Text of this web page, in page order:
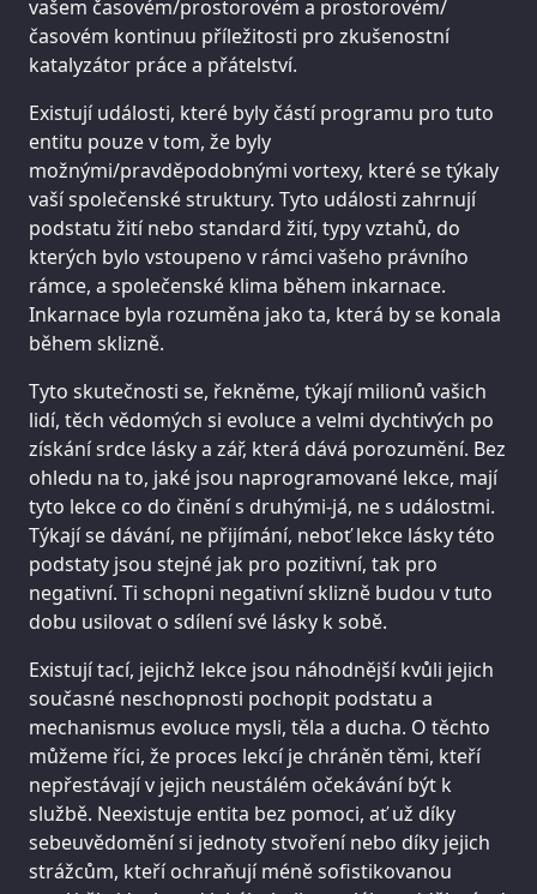
vašem časovém/prostorovém a prostorovém/
časovém kontinuu příležitosti pro zkušenostní
katalyzátor práce a přátelství.
Existují události, které byly částí programu pro tuto
entitu pouze v tom, že byly
možnými/pravděpodobnými vortexy, které se týkaly
vaší společenské struktury. Tyto události zahrnují
podstatu žití nebo standard žití, typy vztahů, do
kterých bylo vstoupeno v rámci vašeho právního
rámce, a společenské klima během inkarnace.
Inkarnace byla rozuměna jako ta, která by se konala
během sklizně.
Tyto skutečnosti se, řekněme, týkají milionů vašich
lidí, těch vědomých si evoluce a velmi dychtivých po
získání srdce lásky a zář, která dává porozumění. Bez
ohledu na to, jaké jsou naprogramované lekce, mají
tyto lekce co do činění s druhými-já, ne s událostmi.
Týkají se dávání, ne přijímání, neboť lekce lásky této
podstaty jsou stejné jak pro pozitivní, tak pro
negativní. Ti schopni negativní sklizně budou v tuto
dobu usilovat o sdílení své lásky k sobě.
Existují tací, jejichž lekce jsou náhodnější kvůli jejich
současné neschopnosti pochopit podstatu a
mechanismus evoluce mysli, těla a ducha. O těchto
můžeme říci, že proces lekcí je chráněn těmi, kteří
nepřestávají v jejich neustálém očekávání být k
službě. Neexistuje entita bez pomoci, ať už díky
sebeuvědomění si jednoty stvoření nebo díky jejich
strážcům, kteří ochraňují méně sofistikovanou